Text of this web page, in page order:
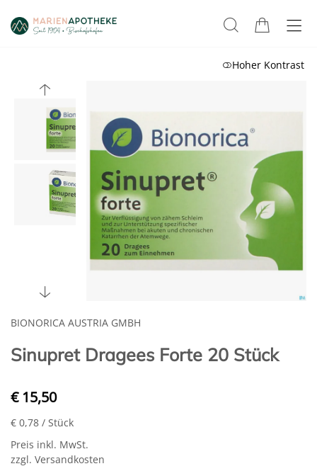
Hoher Kontrast
BIONORICA AUSTRIA GMBH
Sinupret Dragees Forte 20 Stück
€ 15,50
€ 0,78 / Stück
Preis inkl. MwSt.
zzgl. Versandkosten